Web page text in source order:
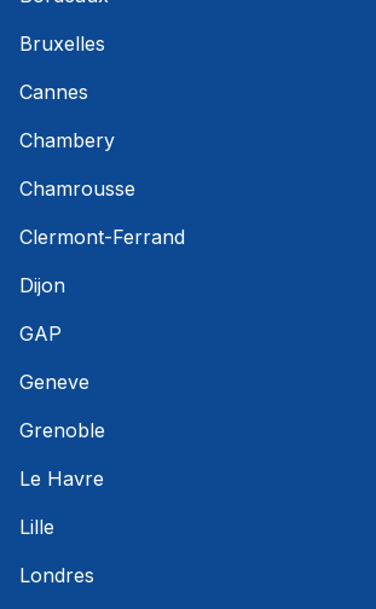
Bruxelles
Cannes
Chambery
Chamrousse
Clermont-Ferrand
Dijon
GAP
Geneve
Grenoble
Le Havre
Lille
Londres